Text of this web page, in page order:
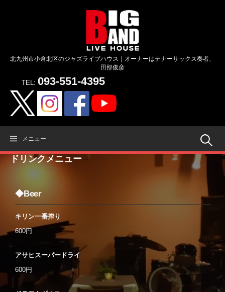
北九州市小倉北区のジャズライブハウス｜オーナーはテナーサックス奏者、
田部俊彦
TEL: 093-551-4395
メニュー 検
索:
ドリンクメニュー
◆Beer
キリン一番搾り
600円
アサヒスーパードライ
600円